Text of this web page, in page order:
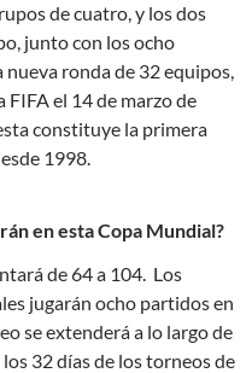
de cuatro, y los dos
junto con los ocho
nueva ronda de 32 equipos,
el 14 de marzo de
constituye la primera
1998.
en esta Copa Mundial?
de 64 a 104. Los
jugarán ocho partidos en
se extenderá a lo largo de
32 días de los torneos de